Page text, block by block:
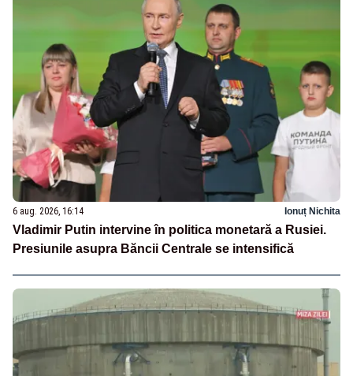
6 aug. 2026, 16:14 Ionuț Nichita
Vladimir Putin intervine în politica monetară a Rusiei.
Presiunile asupra Băncii Centrale se intensifică